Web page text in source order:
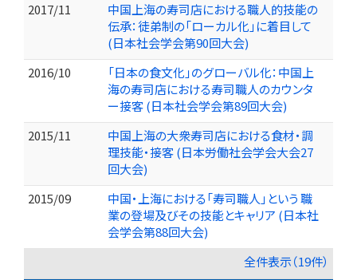
2017/11
中国上海の寿司店における職人的技能の
伝承：徒弟制の「ローカル化」に着目して
(日本社会学会第90回大会)
2016/10
「日本の食文化」のグローバル化：中国上
海の寿司店における寿司職人のカウンタ
ー接客 (日本社会学会第89回大会)
2015/11
中国上海の大衆寿司店における食材・調
理技能・接客 (日本労働社会学会大会27
回大会)
2015/09
中国・上海における「寿司職人」という 職
業の登場及びその技能とキャリア (日本社
会学会第88回大会)
全件表示（19件）